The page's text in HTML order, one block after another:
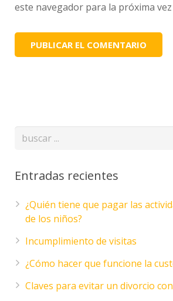
este navegador para la próxima
Entradas recientes
¿Quién tiene que pagar las
de los niños?
Incumplimiento de visitas
¿Cómo hacer que funcione la
Claves para evitar un divorcio